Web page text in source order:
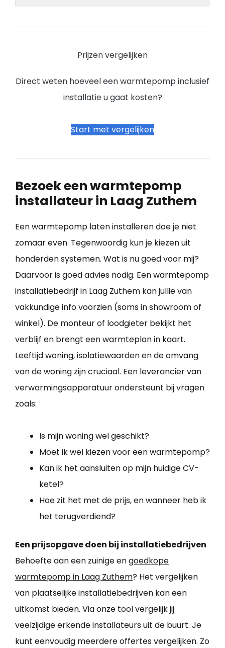
Prijzen vergelijken
Direct weten hoeveel een warmtepomp inclusief
installatie u gaat kosten?
Start met vergelijken
Bezoek een warmtepomp
installateur in Laag Zuthem
Een warmtepomp laten installeren doe je niet
zomaar even. Tegenwoordig kun je kiezen uit
honderden systemen. Wat is nu goed voor mij?
Daarvoor is goed advies nodig. Een warmtepomp
installatiebedrijf in Laag Zuthem kan jullie van
vakkundige info voorzien (soms in showroom of
winkel). De monteur of loodgieter bekijkt het
verblijf en brengt een warmteplan in kaart.
Leeftijd woning, isolatiewaarden en de omvang
van de woning zijn cruciaal. Een leverancier van
verwarmingsapparatuur ondersteunt bij vragen
zoals:
Is mijn woning wel geschikt?
Moet ik wel kiezen voor een warmtepomp?
Kan ik het aansluiten op mijn huidige CV-
ketel?
Hoe zit het met de prijs, en wanneer heb ik
het terugverdiend?
Een prijsopgave doen bij installatiebedrijven
Behoefte aan een zuinige engoedkope
warmtepomp in Laag Zuthem? Het vergelijken
van plaatselijke installatiebedrijven kan een
uitkomst bieden. Via onze tool vergelijk jij
veelzijdige erkende installateurs uit de buurt. Je
kunt eenvoudig meerdere offertes vergelijken. Zo